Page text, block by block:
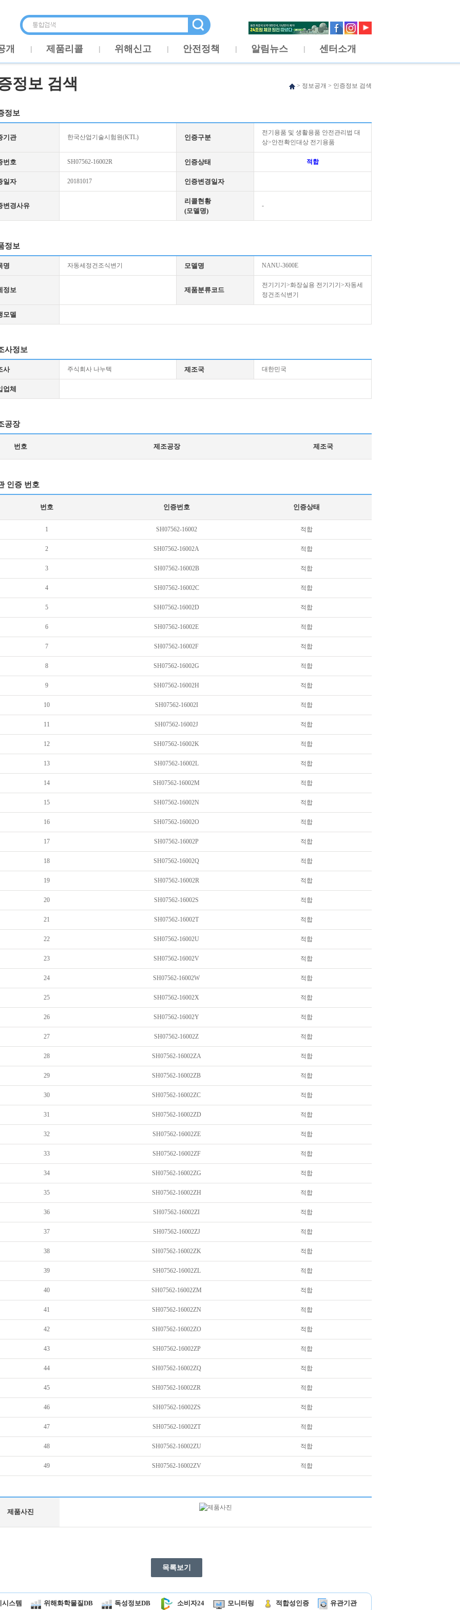
개 제품리콜 위해신고 안전정책 알림뉴스 센터소개
정보 검색 > 정보공개 > 인증정보 검색
정보
기관 한국산업기술시험원(KTL) 인증구분
전기용품 및 생활용품 안전관리법 대
상>안전확인대상 전기용품
번호 SH07562-16002R 인증상태 적합
일자 20181017 인증변경일자
변경사유
리콜현황
(모델명)
-
정보
명 자동세정건조식변기 모델명 NANU-3600E
정보 제품분류코드
전기기기>화장실용 전기기기>자동세
정건조식변기
모델
사정보
사 주식회사 나누텍 제조국 대한민국
업체
공장
번호 제조공장 제조국
인증 번호
번호 인증번호 인증상태
1 SH07562-16002 적합
2 SH07562-16002A 적합
3 SH07562-16002B 적합
4 SH07562-16002C 적합
5 SH07562-16002D 적합
6 SH07562-16002E 적합
7 SH07562-16002F 적합
8 SH07562-16002G 적합
9 SH07562-16002H 적합
10 SH07562-16002I 적합
11 SH07562-16002J 적합
12 SH07562-16002K 적합
13 SH07562-16002L 적합
14 SH07562-16002M 적합
15 SH07562-16002N 적합
16 SH07562-16002O 적합
17 SH07562-16002P 적합
18 SH07562-16002Q 적합
19 SH07562-16002R 적합
20 SH07562-16002S 적합
21 SH07562-16002T 적합
22 SH07562-16002U 적합
23 SH07562-16002V 적합
24 SH07562-16002W 적합
25 SH07562-16002X 적합
26 SH07562-16002Y 적합
27 SH07562-16002Z 적합
28 SH07562-16002ZA 적합
29 SH07562-16002ZB 적합
30 SH07562-16002ZC 적합
31 SH07562-16002ZD 적합
32 SH07562-16002ZE 적합
33 SH07562-16002ZF 적합
34 SH07562-16002ZG 적합
35 SH07562-16002ZH 적합
36 SH07562-16002ZI 적합
37 SH07562-16002ZJ 적합
38 SH07562-16002ZK 적합
39 SH07562-16002ZL 적합
40 SH07562-16002ZM 적합
41 SH07562-16002ZN 적합
42 SH07562-16002ZO 적합
43 SH07562-16002ZP 적합
44 SH07562-16002ZQ 적합
45 SH07562-16002ZR 적합
46 SH07562-16002ZS 적합
47 SH07562-16002ZT 적합
48 SH07562-16002ZU 적합
49 SH07562-16002ZV 적합
제품사진
목록보기
스템 위해화학물질DB 독성정보DB 소비자24 모니터링 적합성인증 유관기관